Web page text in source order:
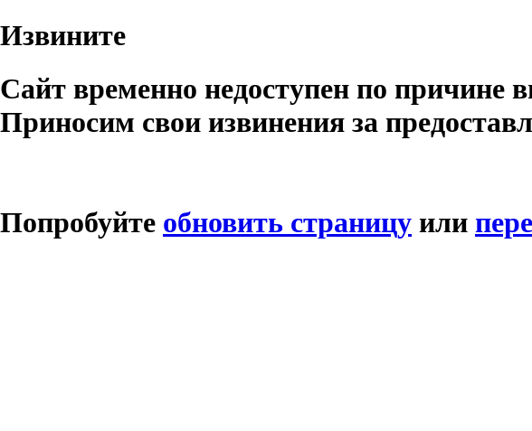
Извините
Сайт временно недоступен по причине
Приносим свои извинения за
Попробуйте обновить страницу или